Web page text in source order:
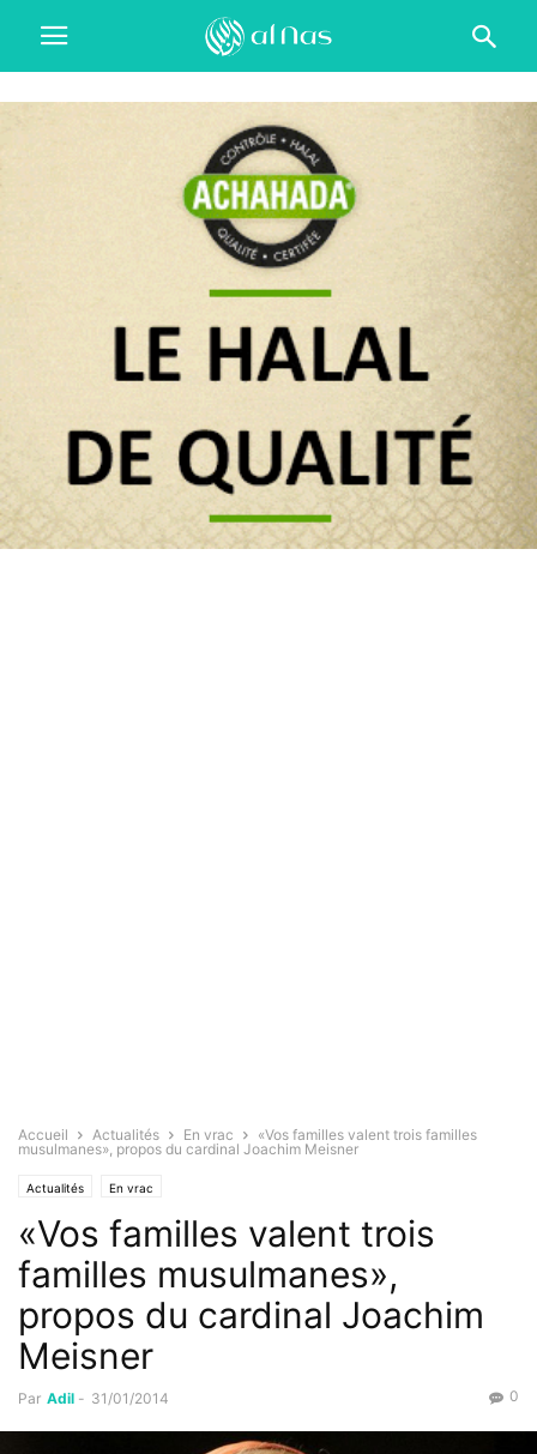
Accueil Actualités En vrac
«Vos familles valent trois familles
musulmanes», propos du cardinal Joachim Meisner
Actualités En vrac
«Vos familles valent trois
familles musulmanes»,
propos du cardinal Joachim
Meisner
Par Adil - 31/01/2014 0